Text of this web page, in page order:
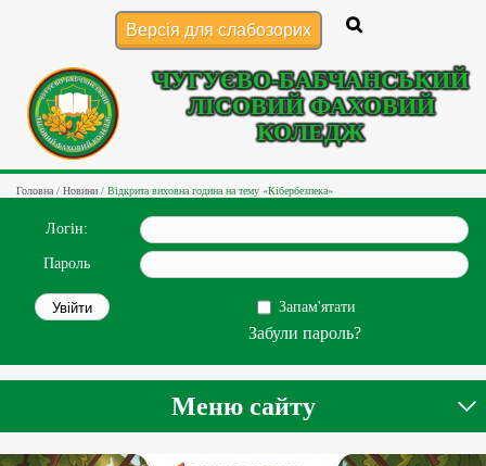
ЧУГУЄВО-БАБЧАНСЬКИЙ
ЛІСОВИЙ ФАХОВИЙ
КОЛЕДЖ
Версія для слабозорих
Головна / Новини / Відкрита виховна година на тему «Кібербезпека»
Логін:
Пароль
Запам'ятати
Забули пароль?
Меню сайту